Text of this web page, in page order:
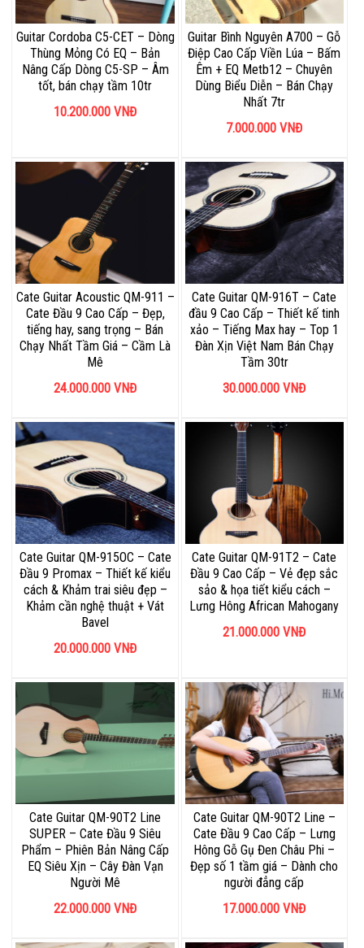
Guitar Cordoba C5-CET – Dòng
Thùng Mỏng Có EQ – Bản
Nâng Cấp Dòng C5-SP – Âm
tốt, bán chạy tầm 10tr
10.200.000 VNĐ
Guitar Bình Nguyên A700 – Gỗ
Điệp Cao Cấp Viền Lúa – Bấm
Êm + EQ Metb12 – Chuyên
Dùng Biểu Diễn – Bán Chạy
Nhất 7tr
7.000.000 VNĐ
Cate Guitar Acoustic QM-911 –
Cate Đầu 9 Cao Cấp – Đẹp,
tiếng hay, sang trọng – Bán
Chạy Nhất Tầm Giá – Cầm Là
Mê
24.000.000 VNĐ
Cate Guitar QM-916T – Cate
đầu 9 Cao Cấp – Thiết kế tinh
xảo – Tiếng Max hay – Top 1
Đàn Xịn Việt Nam Bán Chạy
Tầm 30tr
30.000.000 VNĐ
Cate Guitar QM-915OC – Cate
Đầu 9 Promax – Thiết kế kiểu
cách & Khảm trai siêu đẹp –
Khảm cần nghệ thuật + Vát
Bavel
20.000.000 VNĐ
Cate Guitar QM-91T2 – Cate
Đầu 9 Cao Cấp – Vẻ đẹp sắc
sảo & họa tiết kiểu cách –
Lưng Hông African Mahogany
21.000.000 VNĐ
Cate Guitar QM-90T2 Line
SUPER – Cate Đầu 9 Siêu
Phẩm – Phiên Bản Nâng Cấp
EQ Siêu Xịn – Cây Đàn Vạn
Người Mê
22.000.000 VNĐ
Cate Guitar QM-90T2 Line –
Cate Đầu 9 Cao Cấp – Lưng
Hông Gỗ Gụ Đen Châu Phi –
Đẹp số 1 tầm giá – Dành cho
người đẳng cấp
17.000.000 VNĐ